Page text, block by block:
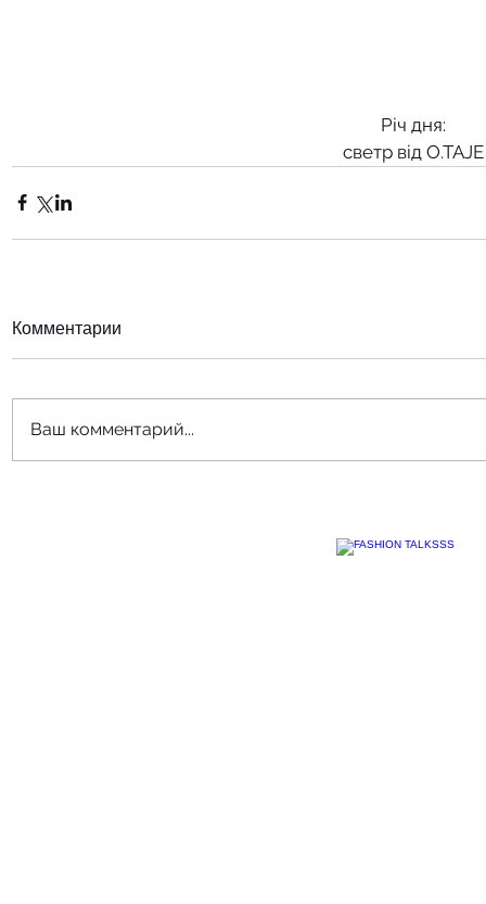
Річ дня:
светр від O.TAJE
Комментарии
Ваш комментарий...